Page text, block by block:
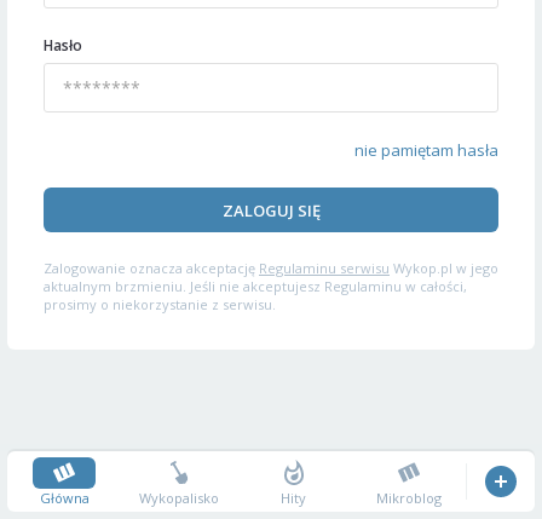
Hasło
nie pamiętam hasła
ZALOGUJ SIĘ
Zalogowanie oznacza akceptację Regulaminu serwisu Wykop.pl w jego
aktualnym brzmieniu. Jeśli nie akceptujesz Regulaminu w całości,
prosimy o niekorzystanie z serwisu.
Główna Wykopalisko Hity Mikroblog